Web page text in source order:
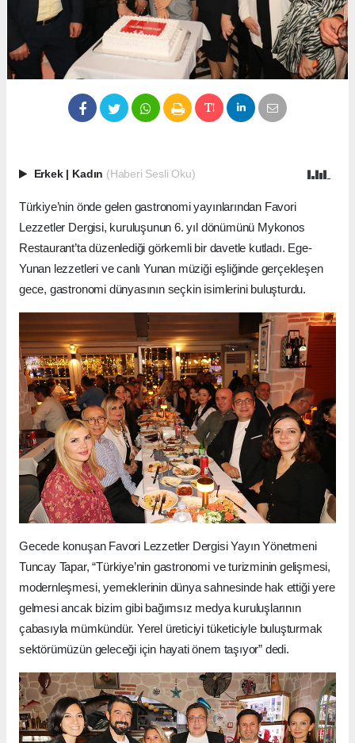
Erkek Kadın (Haberi Sesli Oku)
Türkiye’nin önde gelen gastronomi yayınlarından Favori
Lezzetler Dergisi, kuruluşunun 6. yıl dönümünü Mykonos
Restaurant’ta düzenlediği görkemli bir davetle kutladı. Ege-
Yunan lezzetleri ve canlı Yunan müziği eşliğinde gerçekleşen
gece, gastronomi dünyasının seçkin isimlerini buluşturdu.
Gecede konuşan Favori Lezzetler Dergisi Yayın Yönetmeni
Tuncay Tapar, “Türkiye’nin gastronomi ve turizminin gelişmesi,
modernleşmesi, yemeklerinin dünya sahnesinde hak ettiği yere
gelmesi ancak bizim gibi bağımsız medya kuruluşlarının
çabasıyla mümkündür. Yerel üreticiyi tüketiciyle buluşturmak
sektörümüzün geleceği için hayati önem taşıyor” dedi.